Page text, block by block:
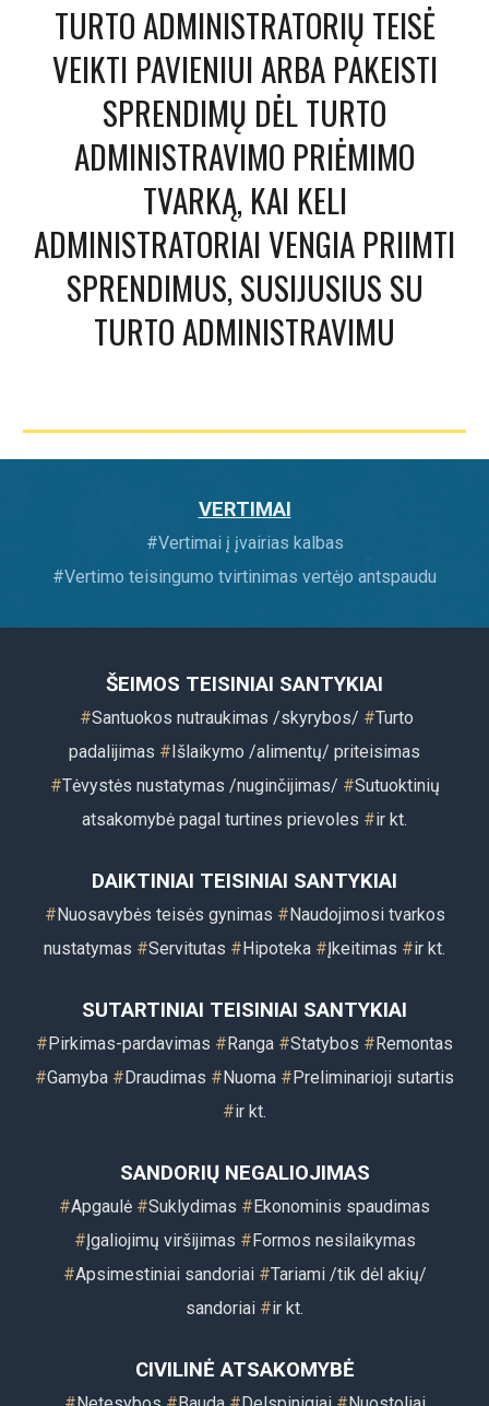
TURTO ADMINISTRATORIŲ TEISĖ
VEIKTI PAVIENIUI ARBA PAKEISTI
SPRENDIMŲ DĖL TURTO
ADMINISTRAVIMO PRIĖMIMO
TVARKĄ, KAI KELI
ADMINISTRATORIAI VENGIA PRIIMTI
SPRENDIMUS, SUSIJUSIUS SU
TURTO ADMINISTRAVIMU
VERTIMAI
#Vertimai į įvairias kalbas
#Vertimo teisingumo tvirtinimas vertėjo antspaudu
ŠEIMOS TEISINIAI SANTYKIAI
#Santuokos nutraukimas /skyrybos/ #Turto
padalijimas #Išlaikymo /alimentų/ priteisimas
#Tėvystės nustatymas /nuginčijimas/ #Sutuoktinių
atsakomybė pagal turtines prievoles #ir kt.
DAIKTINIAI TEISINIAI SANTYKIAI
#Nuosavybės teisės gynimas #Naudojimosi tvarkos
nustatymas #Servitutas #Hipoteka #Įkeitimas #ir kt.
SUTARTINIAI TEISINIAI SANTYKIAI
#Pirkimas-pardavimas #Ranga #Statybos #Remontas
#Gamyba #Draudimas #Nuoma #Preliminarioji sutartis
#ir kt.
SANDORIŲ NEGALIOJIMAS
#Apgaulė #Suklydimas #Ekonominis spaudimas
#Įgaliojimų viršijimas #Formos nesilaikymas
#Apsimestiniai sandoriai #Tariami /tik dėl akių/
sandoriai #ir kt.
CIVILINĖ ATSAKOMYBĖ